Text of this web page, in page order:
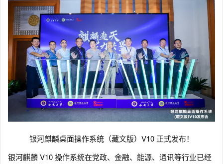
银河麒麟桌面操作系统（藏文版）V10 正式发布！
银河麒麟 V10 操作系统在党政、金融、能源、通讯等行业已经